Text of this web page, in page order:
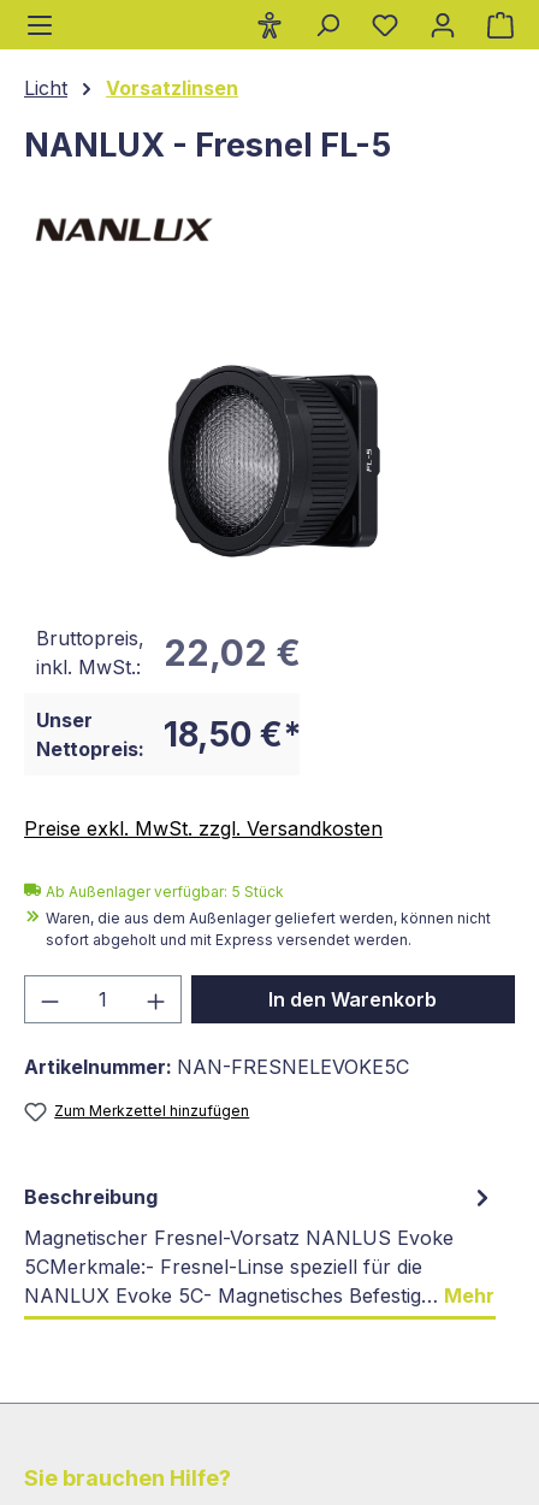
springen
Licht Vorsatzlinsen
NANLUX - Fresnel FL-5
Bruttopreis,
inkl. MwSt.:
22,02 €
Unser
Nettopreis:
18,50 €*
Preise exkl. MwSt. zzgl. Versandkosten
Ab Außenlager verfügbar: 5 Stück
Waren, die aus dem Außenlager geliefert werden, können nicht
sofort abgeholt und mit Express versendet werden.
Produkt Anzahl: Gib denIn den Warenkorb
Artikelnummer: NAN-FRESNELEVOKE5C
Zum Merkzettel hinzufügen
Beschreibung
Magnetischer Fresnel-Vorsatz NANLUS Evoke
5CMerkmale:- Fresnel-Linse speziell für die
NANLUX Evoke 5C- Magnetisches Befestig… Mehr
Sie brauchen Hilfe?